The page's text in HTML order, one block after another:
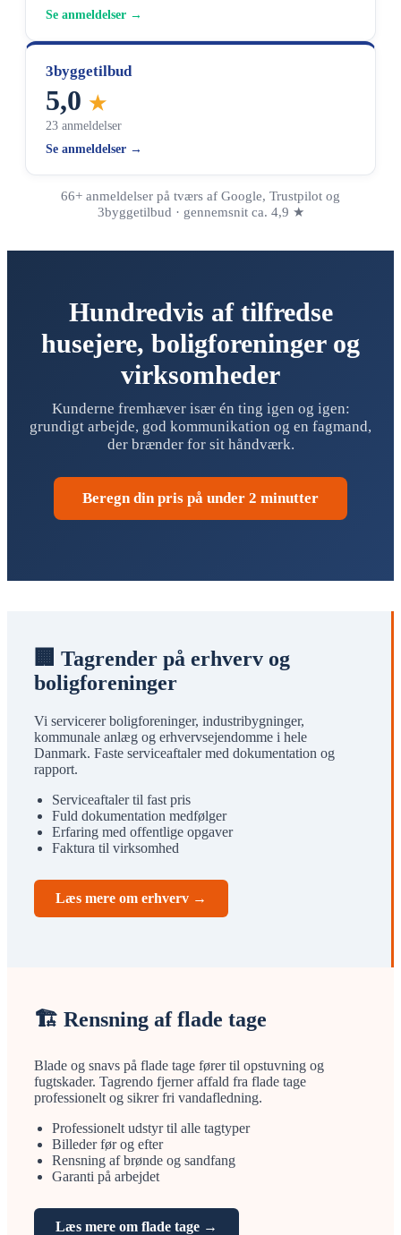
Se anmeldelser →
3byggetilbud
5,0 ★
23 anmeldelser
Se anmeldelser →
66+ anmeldelser på tværs af Google, Trustpilot og
3byggetilbud · gennemsnit ca. 4,9 ★
Hundredvis af tilfredse
husejere, boligforeninger og
virksomheder
Kunderne fremhæver især én ting igen og igen:
grundigt arbejde, god kommunikation og en fagmand,
der brænder for sit håndværk.
Beregn din pris på under 2 minutter
🏢 Tagrender på erhverv og
boligforeninger
Vi servicerer boligforeninger, industribygninger,
kommunale anlæg og erhvervsejendomme i hele
Danmark. Faste serviceaftaler med dokumentation og
rapport.
Serviceaftaler til fast pris
Fuld dokumentation medfølger
Erfaring med offentlige opgaver
Faktura til virksomhed
Læs mere om erhverv →
🏗️ Rensning af flade tage
Blade og snavs på flade tage fører til opstuvning og
fugtskader. Tagrendo fjerner affald fra flade tage
professionelt og sikrer fri vandafledning.
Professionelt udstyr til alle tagtyper
Billeder før og efter
Rensning af brønde og sandfang
Garanti på arbejdet
Læs mere om flade tage →